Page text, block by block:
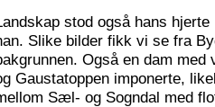
stod også hans
Slike bilder fikk vi se fra
Også en dam
Gaustatoppen imponerte,
Sæl- og Sogndal med